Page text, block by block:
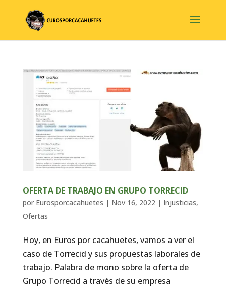
OFERTA DE TRABAJO EN GRUPO TORRECID
por Eurosporcacahuetes | Nov 16, 2022| Injusticias,
Ofertas
Hoy, en Euros por cacahuetes, vamos a ver el
caso de Torrecid y sus propuestas laborales de
trabajo. Palabra de mono sobre la oferta de
Grupo Torrecid a través de su empresa